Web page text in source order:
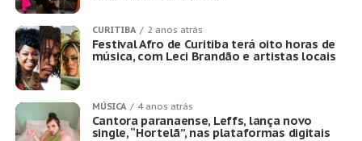
CURITIBA 2 anos atrás
Festival Afro de Curitiba terá oito horas de
música, com Leci Brandão e artistas locais
MÚSICA 4 anos atrás
Cantora paranaense, Leffs, lança novo
single, “Hortelã”, nas plataformas digitais